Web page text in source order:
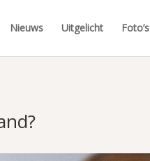
Nieuws Uitgelicht Foto’s